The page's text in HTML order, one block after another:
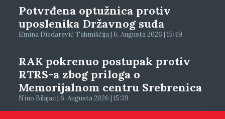
Potvrđena optužnica protiv
uposlenika Državnog suda
Emina Dizdarević Tahmiščija | 6. Augusta 2026 | 15:49
RAK pokrenuo postupak protiv
RTRS-a zbog priloga o
Memorijalnom centru Srebrenica
Nino Bilajac | 6. Augusta 2026 | 15:39